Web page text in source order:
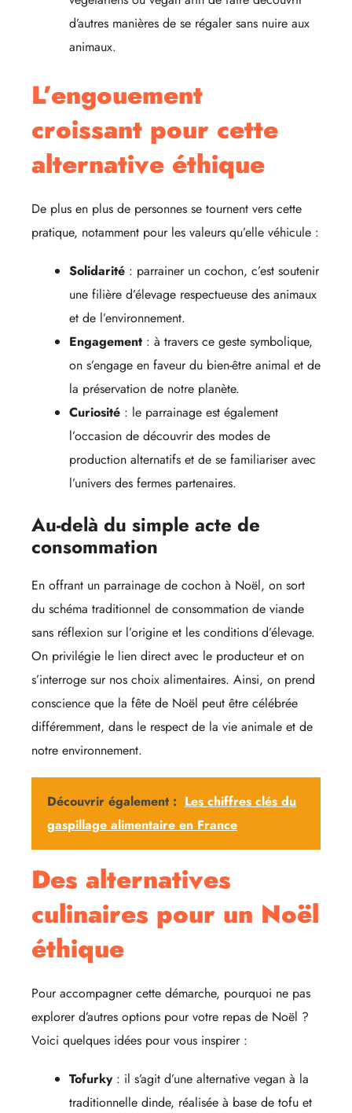
d’autres manières de se régaler sans nuire aux
animaux.
L’engouement
croissant pour cette
alternative éthique
De plus en plus de personnes se tournent vers cette
pratique, notamment pour les valeurs qu’elle véhicule :
Solidarité : parrainer un cochon, c’est soutenir
une filière d’élevage respectueuse des animaux
et de l’environnement.
Engagement : à travers ce geste symbolique,
on s’engage en faveur du bien-être animal et de
la préservation de notre planète.
Curiosité : le parrainage est également
l’occasion de découvrir des modes de
production alternatifs et de se familiariser avec
l’univers des fermes partenaires.
Au-delà du simple acte de
consommation
En offrant un parrainage de cochon à Noël, on sort
du schéma traditionnel de consommation de viande
sans réflexion sur l’origine et les conditions d’élevage.
On privilégie le lien direct avec le producteur et on
s’interroge sur nos choix alimentaires. Ainsi, on prend
conscience que la fête de Noël peut être célébrée
différemment, dans le respect de la vie animale et de
notre environnement.
Découvrir également : Les chiffres clés du
gaspillage alimentaire en France
Des alternatives
culinaires pour un Noël
éthique
Pour accompagner cette démarche, pourquoi ne pas
explorer d’autres options pour votre repas de Noël ?
Voici quelques idées pour vous inspirer :
Tofurky: il s’agit d’une alternative vegan à la
traditionnelle dinde, réalisée à base de tofu et